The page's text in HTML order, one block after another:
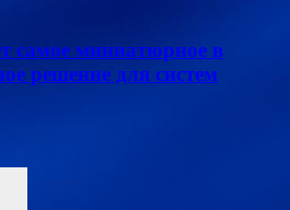
самое миниатюрное в
решение для систем